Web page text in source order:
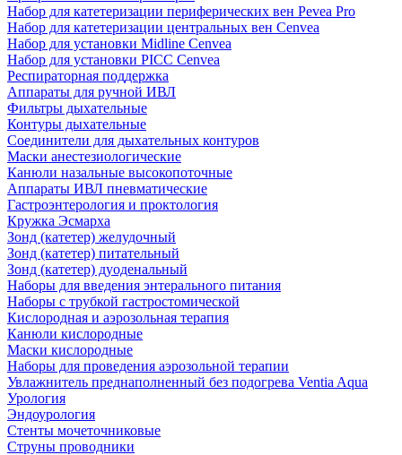
Набор для катетеризации периферических вен Pevea Pro
Набор для катетеризации центральных вен Cenvea
Набор для установки Midline Cenvea
Набор для установки PICC Cenvea
Респираторная поддержка
Аппараты для ручной ИВЛ
Фильтры дыхательные
Контуры дыхательные
Соединители для дыхательных контуров
Маски анестезиологические
Канюли назальные высокопоточные
Аппараты ИВЛ пневматические
Гастроэнтерология и проктология
Кружка Эсмарха
Зонд (катетер) желудочный
Зонд (катетер) питательный
Зонд (катетер) дуоденальный
Наборы для введения энтерального питания
Наборы с трубкой гастростомической
Кислородная и аэрозольная терапия
Канюли кислородные
Маски кислородные
Наборы для проведения аэрозольной терапии
Увлажнитель преднаполненный без подогрева Ventia Aqua
Урология
Эндоурология
Стенты мочеточниковые
Струны проводники